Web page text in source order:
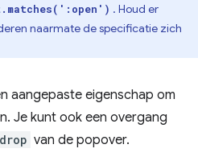
. Houd er
naarmate de specificatie zich
aangepaste eigenschap om
Je kunt ook een overgang
van de popover.